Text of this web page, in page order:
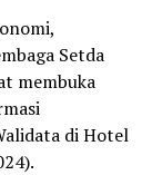
Setda
membuka
di Hotel